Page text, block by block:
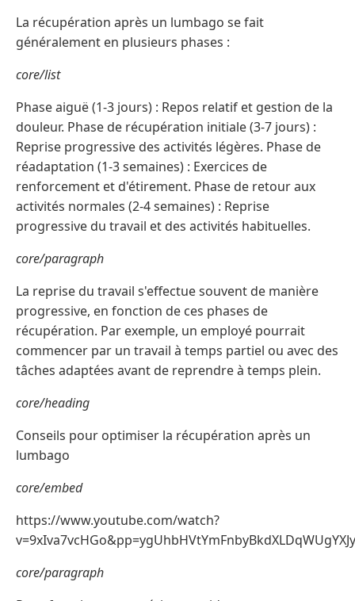
La récupération après un lumbago se fait
généralement en plusieurs phases :
core/list
Phase aiguë (1-3 jours) : Repos relatif et gestion de la
douleur. Phase de récupération initiale (3-7 jours) :
Reprise progressive des activités légères. Phase de
réadaptation (1-3 semaines) : Exercices de
renforcement et d'étirement. Phase de retour aux
activités normales (2-4 semaines) : Reprise
progressive du travail et des activités habituelles.
core/paragraph
La reprise du travail s'effectue souvent de manière
progressive, en fonction de ces phases de
récupération. Par exemple, un employé pourrait
commencer par un travail à temps partiel ou avec des
tâches adaptées avant de reprendre à temps plein.
core/heading
Conseils pour optimiser la récupération après un
lumbago
core/embed
https://www.youtube.com/watch?
core/paragraph